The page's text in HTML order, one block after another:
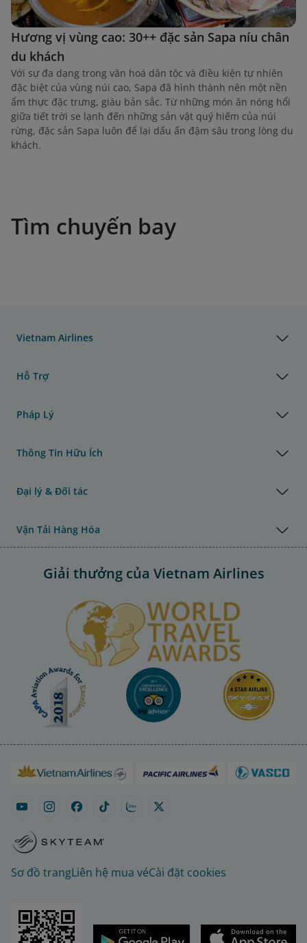
Hương vị vùng cao: 30++ đặc sản Sapa níu chân
du khách
Với sự đa dạng trong văn hoá dân tộc và điều kiện tự nhiên
đặc biệt của vùng núi cao, Sapa đã hình thành nên một nền
ẩm thực đặc trưng, giàu bản sắc. Từ những món ăn nóng hổi
giữa tiết trời se lạnh đến những sản vật quý hiếm của núi
rừng, đặc sản Sapa luôn để lại dấu ấn đậm sâu trong lòng du
khách.
Tìm chuyến bay
Vietnam Airlines
Hỗ Trợ
Pháp Lý
Thông Tin Hữu Ích
Đại lý & Đối tác
Vận Tải Hàng Hóa
Giải thưởng của Vietnam Airlines
Sơ đồ trangLiên hệ mua véCài đặt cookies